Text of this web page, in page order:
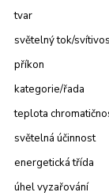
tvar
světelný tok/
příkon
kategorie/řada
teplota
světelná účinnost
energetická třída
úhel vyzařování